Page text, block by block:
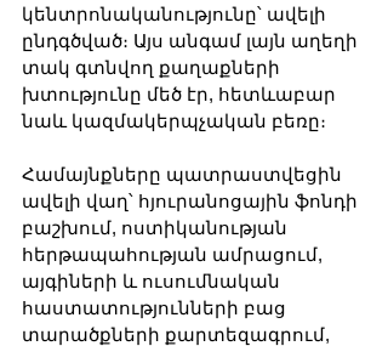
կենտրոնականությունը՝ ավելի
ընդգծված։ Այս անգամ լայն աղեղի
տակ գտնվող քաղաքների
խտությունը մեծ էր, հետևաբար
նաև կազմակերպչական բեռը։
Համայնքները պատրաստվեցին
ավելի վաղ՝ հյուրանոցային ֆոնդի
բաշխում, ոստիկանության
հերթապահության ամրացում,
այգիների և ուսումնական
հաստատությունների բաց
տարածքների քարտեզագրում,